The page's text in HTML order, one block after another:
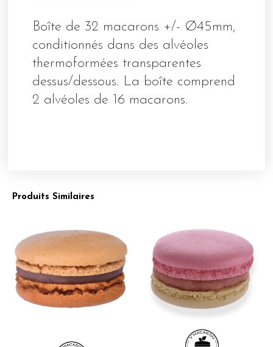
Boîte de 32 macarons +/- Ø45mm,
conditionnés dans des alvéoles
thermoformées transparentes
dessus/dessous. La boîte comprend
2 alvéoles de 16 macarons.
Produits Similaires